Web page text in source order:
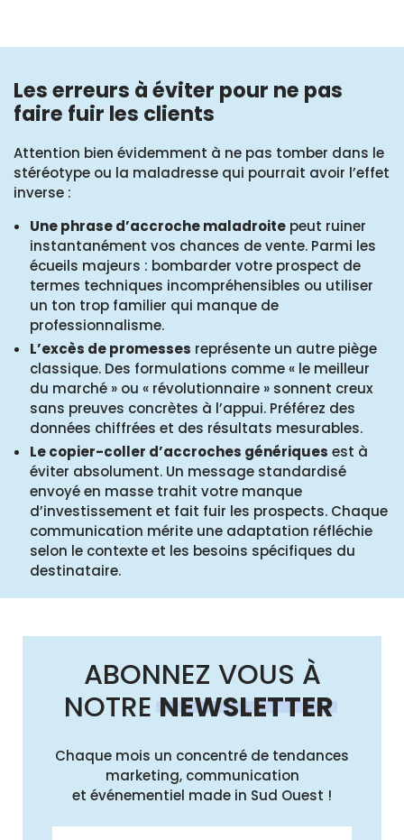
Les erreurs à éviter pour ne pas
faire fuir les clients
Attention bien évidemment à ne pas tomber dans le
stéréotype ou la maladresse qui pourrait avoir l’effet
inverse :
Une phrase d’accroche maladroite peut ruiner
instantanément vos chances de vente. Parmi les
écueils majeurs : bombarder votre prospect de
termes techniques incompréhensibles ou utiliser
un ton trop familier qui manque de
professionnalisme.
L’excès de promesses représente un autre piège
classique. Des formulations comme « le meilleur
du marché » ou « révolutionnaire » sonnent creux
sans preuves concrètes à l’appui. Préférez des
données chiffrées et des résultats mesurables.
Le copier-coller d’accroches génériques est à
éviter absolument. Un message standardisé
envoyé en masse trahit votre manque
d’investissement et fait fuir les prospects. Chaque
communication mérite une adaptation réfléchie
selon le contexte et les besoins spécifiques du
destinataire.
ABONNEZ VOUS À
NOTRE NEWSLETTER
Chaque mois un concentré de tendances
marketing, communication
et événementiel made in Sud Ouest !